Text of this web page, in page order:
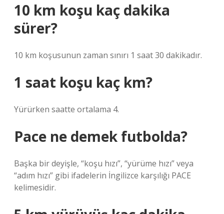
10 km koşu kaç dakika
sürer?
10 km koşusunun zaman sınırı 1 saat 30 dakikadır.
1 saat koşu kaç km?
Yürürken saatte ortalama 4.
Pace ne demek futbolda?
Başka bir deyişle, “koşu hızı”, “yürüme hızı” veya
“adım hızı” gibi ifadelerin İngilizce karşılığı PACE
kelimesidir.